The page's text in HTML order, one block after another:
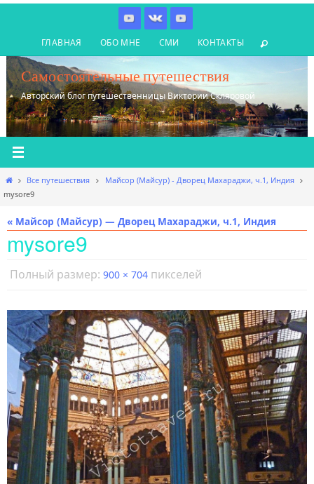
содержимому
ГЛАВНАЯ ОБО МНЕ СМИ КОНТАКТЫ
Самостоятельные путешествия
Авторский блог путешественницы Виктории Скляровой
Главная
Все путешествия
Майсор (Майсур) - Дворец Махараджи, ч.1, Индия
mysore9
« Майсор (Майсур) — Дворец Махараджи, ч.1, Индия
mysore9
Полный размер: 900 × 704 пикселей